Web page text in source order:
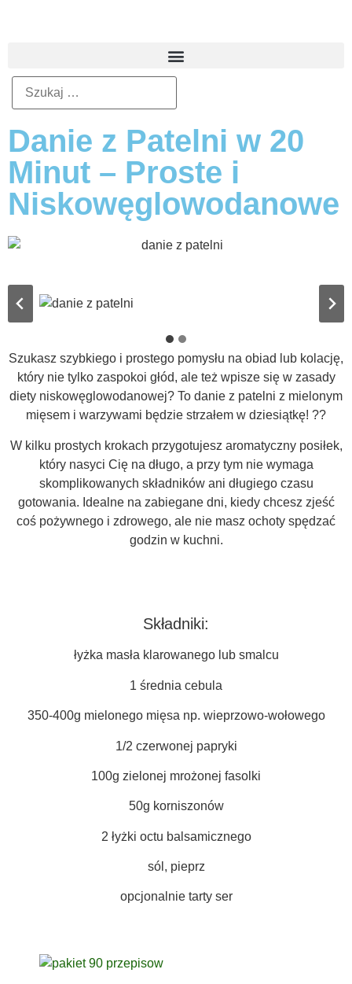
Danie z Patelni w 20
Minut – Proste i
Niskowęglowodanowe
Szukasz szybkiego i prostego pomysłu na obiad lub kolację,
który nie tylko zaspokoi głód, ale też wpisze się w zasady
diety niskowęglowodanowej? To danie z patelni z mielonym
mięsem i warzywami będzie strzałem w dziesiątkę! ??
W kilku prostych krokach przygotujesz aromatyczny posiłek,
który nasyci Cię na długo, a przy tym nie wymaga
skomplikowanych składników ani długiego czasu
gotowania. Idealne na zabiegane dni, kiedy chcesz zjeść
coś pożywnego i zdrowego, ale nie masz ochoty spędzać
godzin w kuchni.
Składniki:
łyżka masła klarowanego lub smalcu
1 średnia cebula
350-400g mielonego mięsa np. wieprzowo-wołowego
1/2 czerwonej papryki
100g zielonej mrożonej fasolki
50g korniszonów
2 łyżki octu balsamicznego
sól, pieprz
opcjonalnie tarty ser